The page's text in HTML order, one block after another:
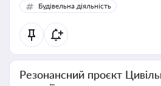
Будівельна діяльність
Резонансний проєкт